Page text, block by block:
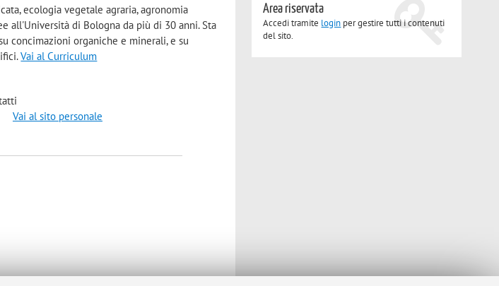
ecologia vegetale agraria, agronomia
all'Università di Bologna da più di 30 anni. Sta
concimazioni organiche e minerali, e su
Vai al Curriculum
Vai al sito personale
Area riservata
Accedi tramite login per gestire tutti i contenuti
del sito.